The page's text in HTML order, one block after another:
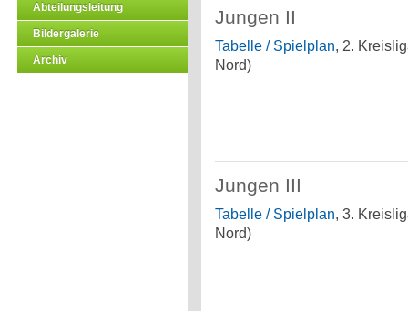
Abteilungsleitung
Bildergalerie
Archiv
Jungen II
Tabelle / Spielplan, 2.
Nord)
Jungen III
Tabelle / Spielplan, 3.
Nord)